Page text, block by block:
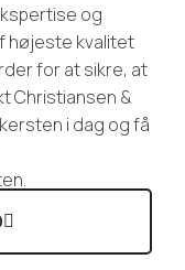
og
højeste kvalitet
for at sikre, at
Christiansen &
i dag og få